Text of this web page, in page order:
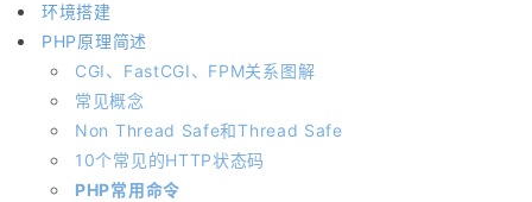
环境搭建
PHP原理简述
CGI、FastCGI、FPM关系图解
常见概念
Non Thread Safe和Thread Safe
10个常见的HTTP状态码
PHP常用命令